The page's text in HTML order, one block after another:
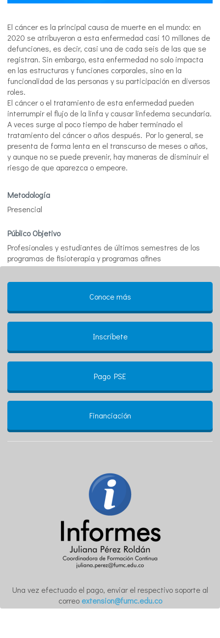
El cáncer es la principal causa de muerte en el mundo: en
2020 se atribuyeron a esta enfermedad casi 10 millones de
defunciones, es decir, casi una de cada seis de las que se
registran. Sin embargo, esta enfermedad no solo impacta
en las estructuras y funciones corporales, sino en la
funcionalidad de las personas y su participación en diversos
roles.
El cáncer o el tratamiento de esta enfermedad pueden
interrumpir el flujo de la linfa y causar linfedema secundaria.
A veces surge al poco tiempo de haber terminado el
tratamiento del cáncer o años después. Por lo general, se
presenta de forma lenta en el transcurso de meses o años,
y aunque no se puede prevenir, hay maneras de disminuir el
riesgo de que aparezca o empeore.
Metodología
Presencial
Público Objetivo
Profesionales y estudiantes de últimos semestres de los
programas de fisioterapia y programas afines
Conoce más
Inscríbete
Pago PSE
Financiación
Una vez efectuado el pago, enviar el respectivo soporte al
correo extension@fumc.edu.co